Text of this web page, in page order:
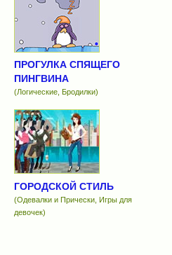
ПРОГУЛКА СПЯЩЕГО
ПИНГВИНА
(Логические, Бродилки)
ГОРОДСКОЙ СТИЛЬ
(Одевалки и Прически, Игры для
девочек)